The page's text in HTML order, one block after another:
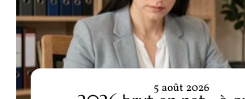
5 août 2026